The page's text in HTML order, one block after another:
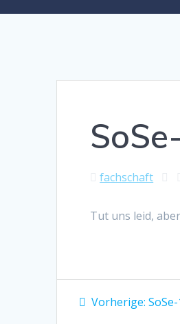
fachschaft
Tut uns leid,
Vorherige: